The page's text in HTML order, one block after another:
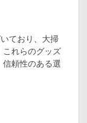
ており、大掃
これらのグッズ
頼性のある選